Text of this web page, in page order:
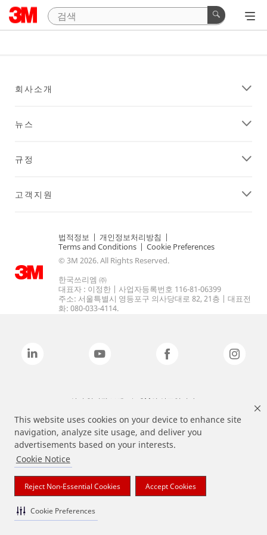
This website uses cookies on your device to enhance site
navigation, analyze site usage, and deliver you
advertisements based on your interests.
Cookie Notice
Reject Non-Essential Cookies Accept Cookies
Cookie Preferences
회사소개
뉴스
규정
고객지원
법적정보 | 개인정보처리방침 |
Terms and Conditions | Cookie Preferences
© 3M 2026. All Rights Reserved.
한국쓰리엠 ㈜
대표자 : 이정한 | 사업자등록번호 116-81-06399
주소: 서울특별시 영등포구 의사당대로 82, 21층 | 대표전
화: 080-033-4114.
상기 열거된 브랜드는 3M의 상표입니다.